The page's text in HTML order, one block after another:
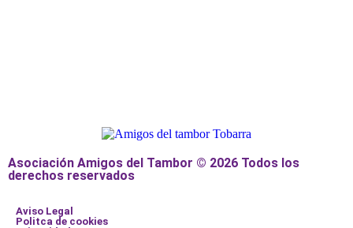
Asociación Amigos del Tambor © 2026 Todos los
derechos reservados
Aviso Legal
Politca de cookies